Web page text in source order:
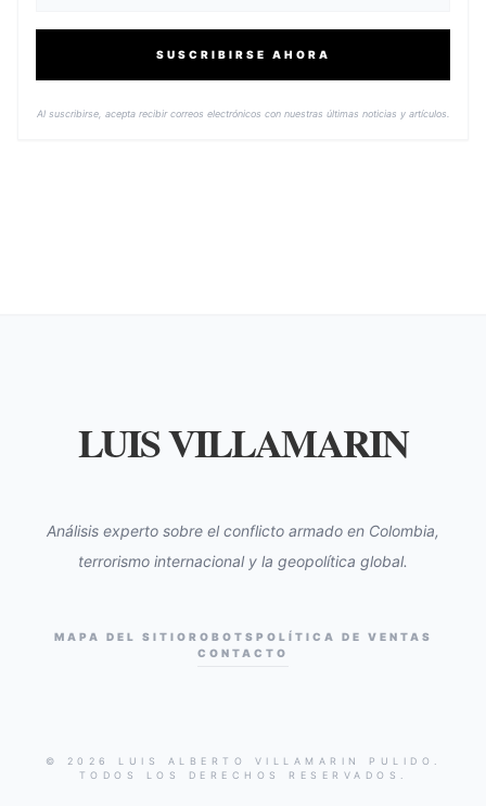
SUSCRIBIRSE AHORA
Al suscribirse, acepta recibir correos electrónicos con nuestras últimas noticias y artículos.
LUIS VILLAMARIN
Análisis experto sobre el conflicto armado en Colombia,
terrorismo internacional y la geopolítica global.
MAPA DEL SITIO ROBOTS POLÍTICA DE VENTAS
CONTACTO
© 2026 LUIS ALBERTO VILLAMARIN PULIDO.
TODOS LOS DERECHOS RESERVADOS.